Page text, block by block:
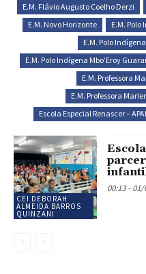
E.M. Flávio Augusto Coelho Derzi
E.M. Novo Horizonte
E.M. Polo
E.M. Polo
E.M. Polo Indígena Mbo’Eroy
E.M. Professora
E.M. Professora
Escola Especial Renascer –
CEI DEBORAH
ALMEIDA BARROS
QUINZANI
00:13 -